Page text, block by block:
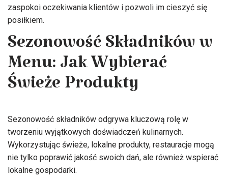
zaspokoi oczekiwania klientów i pozwoli im cieszyć się
posiłkiem.
Sezonowość Składników w
Menu: Jak Wybierać
Świeże Produkty
Sezonowość składników odgrywa kluczową rolę w
tworzeniu wyjątkowych doświadczeń kulinarnych.
Wykorzystując świeże, lokalne produkty, restauracje mogą
nie tylko poprawić jakość swoich dań, ale również wspierać
lokalne gospodarki.